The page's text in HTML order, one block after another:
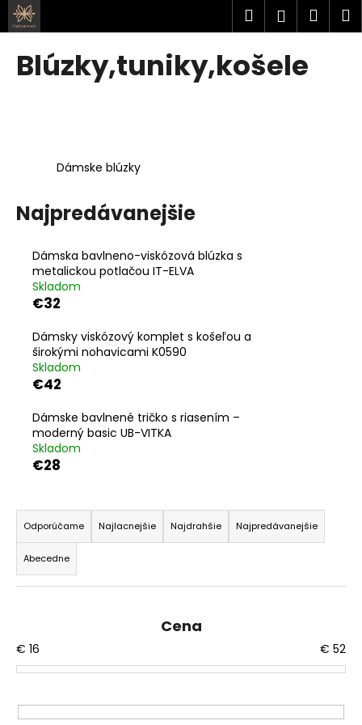
Prejsť
na
obsah
Hľadať
Blúzky,tuniky,košele
Dámske blúzky
Najpredávanejšie
Dámska bavlneno-viskózová blúzka s
metalickou potlačou IT-ELVA
Skladom
€32
Dámsky viskózový komplet s košeľou a
širokými nohavicami K0590
Skladom
€42
Dámske bavlnené tričko s riasením –
moderný basic UB-VITKA
Skladom
€28
R
a
d
e
n
p
r
d
Odporúčame Najlacnejšie Najdrahšie Najpredávanejšie
Abecedne
Cena
€ 16 € 52
o
e
p
o
ú